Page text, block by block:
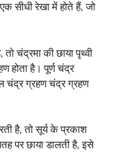
सीधी रेखा में होते हैं, जो
चंद्रमा की छाया पृथ्वी
होता है। पूर्ण चंद्र
चंद्र ग्रहण चंद्र ग्रहण
है, तो सूर्य के प्रकाश
पर छाया डालती है, इसे